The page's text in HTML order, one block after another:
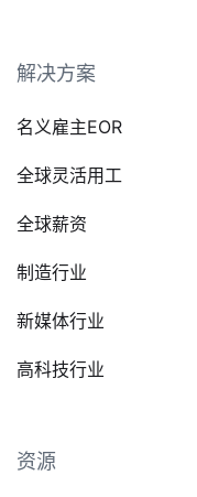
解决方案
名义雇主EOR
全球灵活用工
全球薪资
制造行业
新媒体行业
高科技行业
资源